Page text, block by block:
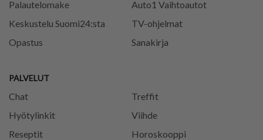
Palautelomake
Keskustelu Suomi24:sta
Opastus
PALVELUT
Chat
Treffit
Hyötylinkit
Viihde
Reseptit
Horoskooppi
Auto1 Vaihtoautot
TV-ohjelmat
Sanakirja